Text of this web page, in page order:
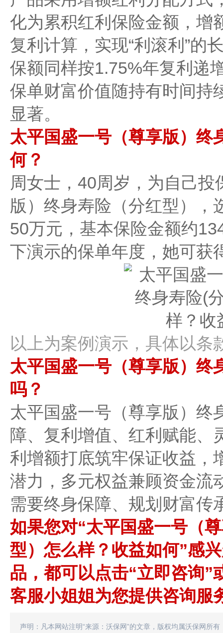
化为累积红利保险金额，增
复利计算，实现“利滚利”的
保额同样按1.75%年复利递
保单财富价值随持有时间持
显著。
太平国盛一号（尊享版）终
何？
周女士，40周岁，为自己
版）终身寿险（分红型），
50万元，基本保险金额约
下演示的保单年度，她可获
以上为案例演示，具体以条
太平国盛一号（尊享版）终
吗？
太平国盛一号（尊享版）终
障、复利增值、红利赋能、
利增额打底筑牢保证收益，
潜力，多元权益兼顾资金流
需要终身保障、规划财富传
如果您对“太平国盛一号（
型）怎么样？收益如何”感
品，都可以点击“立即咨询”
客服小姐姐为您提供咨询服
声明：凡本网站注明“来源：沃保网”的文章，版权均属沃保网所